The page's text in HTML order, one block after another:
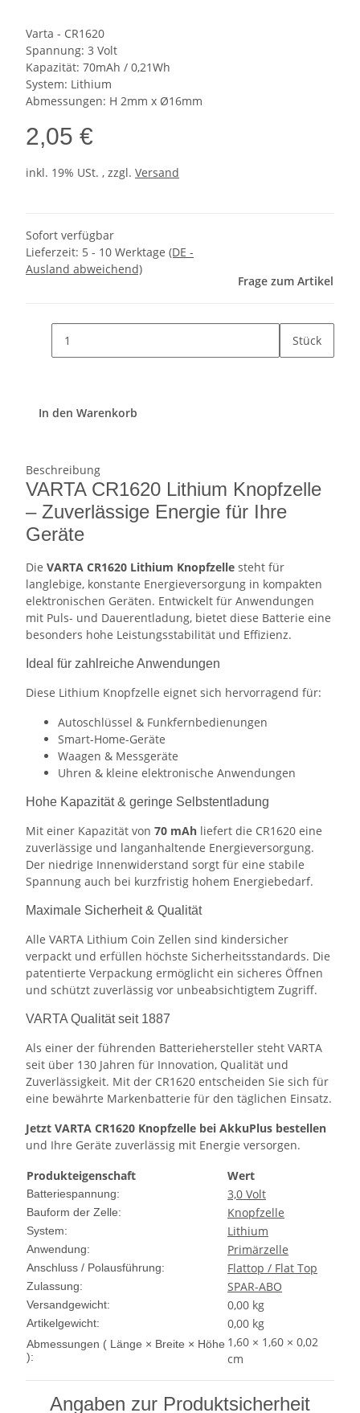
Varta - CR1620
Spannung: 3 Volt
Kapazität: 70mAh / 0,21Wh
System: Lithium
Abmessungen: H 2mm x Ø16mm
2,05 €
inkl. 19% USt. , zzgl. Versand
Sofort verfügbar
Lieferzeit: 5 - 10 Werktage (DE -
Ausland abweichend)
Frage zum Artikel
Stück
In den Warenkorb
Beschreibung
VARTA CR1620 Lithium Knopfzelle
– Zuverlässige Energie für Ihre
Geräte
Die VARTA CR1620 Lithium Knopfzelle steht für
langlebige, konstante Energieversorgung in kompakten
elektronischen Geräten. Entwickelt für Anwendungen
mit Puls- und Dauerentladung, bietet diese Batterie eine
besonders hohe Leistungsstabilität und Effizienz.
Ideal für zahlreiche Anwendungen
Diese Lithium Knopfzelle eignet sich hervorragend für:
Autoschlüssel & Funkfernbedienungen
Smart-Home-Geräte
Waagen & Messgeräte
Uhren & kleine elektronische Anwendungen
Hohe Kapazität & geringe Selbstentladung
Mit einer Kapazität von 70 mAh liefert die CR1620 eine
zuverlässige und langanhaltende Energieversorgung.
Der niedrige Innenwiderstand sorgt für eine stabile
Spannung auch bei kurzfristig hohem Energiebedarf.
Maximale Sicherheit & Qualität
Alle VARTA Lithium Coin Zellen sind kindersicher
verpackt und erfüllen höchste Sicherheitsstandards. Die
patentierte Verpackung ermöglicht ein sicheres Öffnen
und schützt zuverlässig vor unbeabsichtigtem Zugriff.
VARTA Qualität seit 1887
Als einer der führenden Batteriehersteller steht VARTA
seit über 130 Jahren für Innovation, Qualität und
Zuverlässigkeit. Mit der CR1620 entscheiden Sie sich für
eine bewährte Markenbatterie für den täglichen Einsatz.
Jetzt VARTA CR1620 Knopfzelle bei AkkuPlus bestellen
und Ihre Geräte zuverlässig mit Energie versorgen.
Produkteigenschaft
Wert
Batteriespannung: 3,0 Volt
Bauform der Zelle: Knopfzelle
System: Lithium
Anwendung: Primärzelle
Anschluss / Polausführung: Flattop / Flat Top
Zulassung: SPAR-ABO
Versandgewicht: 0,00 kg
Artikelgewicht: 0,00 kg
Abmessungen ( Länge × Breite × Höhe
):
1,60 × 1,60 × 0,02
cm
Angaben zur Produktsicherheit